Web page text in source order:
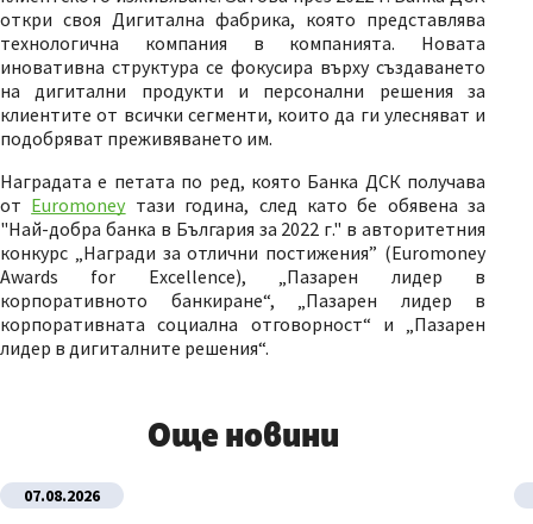
откри своя Дигитална фабрика, която представлява
технологична компания в компанията. Новата
иновативна структура се фокусира върху създаването
на дигитални продукти и персонални решения за
клиентите от всички сегменти, които да ги улесняват и
подобряват преживяването им.
Наградата е петата по ред, която Банка ДСК получава
от Euromoney тази година, след като бе обявена за
"Най-добра банка в България за 2022 г." в авторитетния
конкурс „Награди за отлични постижения” (Euromoney
Awards for Excellence), „Пазарен лидер в
корпоративното банкиране“, „Пазарен лидер в
корпоративната социална отговорност“ и „Пазарен
лидер в дигиталните решения“.
Още новини
07.08.2026